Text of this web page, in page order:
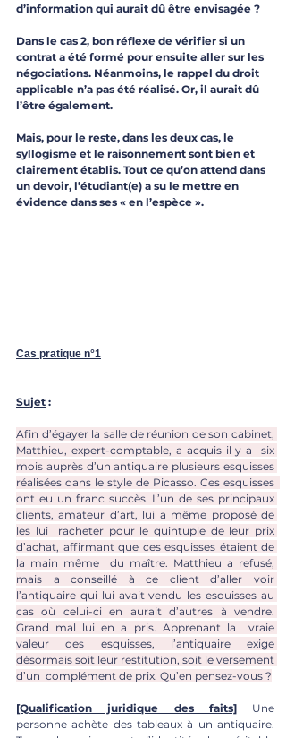
d’information qui aurait dû être envisagée ?
Dans le cas 2, bon réflexe de vérifier si un
contrat a été formé pour ensuite aller sur les
négociations. Néanmoins, le rappel du droit
applicable n’a pas été réalisé. Or, il aurait dû
l’être également.
Mais, pour le reste, dans les deux cas, le
syllogisme et le raisonnement sont bien et
clairement établis. Tout ce qu’on attend dans
un devoir, l’étudiant(e) a su le mettre en
évidence dans ses « en l’espèce ».
Cas pratique n°1
Sujet :
Afin d’égayer la salle de réunion de son cabinet,
Matthieu, expert-comptable, a acquis il y a  six
mois auprès d’un antiquaire plusieurs esquisses
réalisées dans le style de Picasso. Ces esquisses
ont eu un franc succès. L’un de ses principaux
clients, amateur d’art, lui a même proposé de
les lui  racheter pour le quintuple de leur prix
d’achat, affirmant que ces esquisses étaient de
la main même  du maître. Matthieu a refusé,
mais a conseillé à ce client d’aller voir
l’antiquaire qui lui avait vendu les esquisses au
cas où celui-ci en aurait d’autres à vendre.
Grand mal lui en a pris. Apprenant la  vraie
valeur des esquisses, l’antiquaire exige
désormais soit leur restitution, soit le versement
d’un  complément de prix. Qu’en pensez-vous ?
[Qualification juridique des faits]
Une
personne achète des tableaux à un antiquaire.